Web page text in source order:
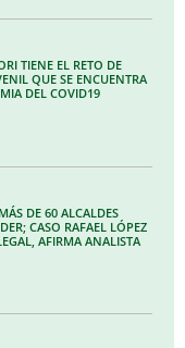
TIENE EL RETO DE
QUE SE ENCUENTRA
DEL COVID19
DE 60 ALCALDES
CASO RAFAEL LÓPEZ
AFIRMA ANALISTA